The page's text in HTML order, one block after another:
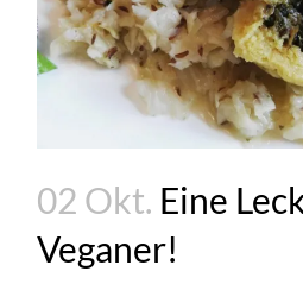
02 Okt. Eine
Veganer!